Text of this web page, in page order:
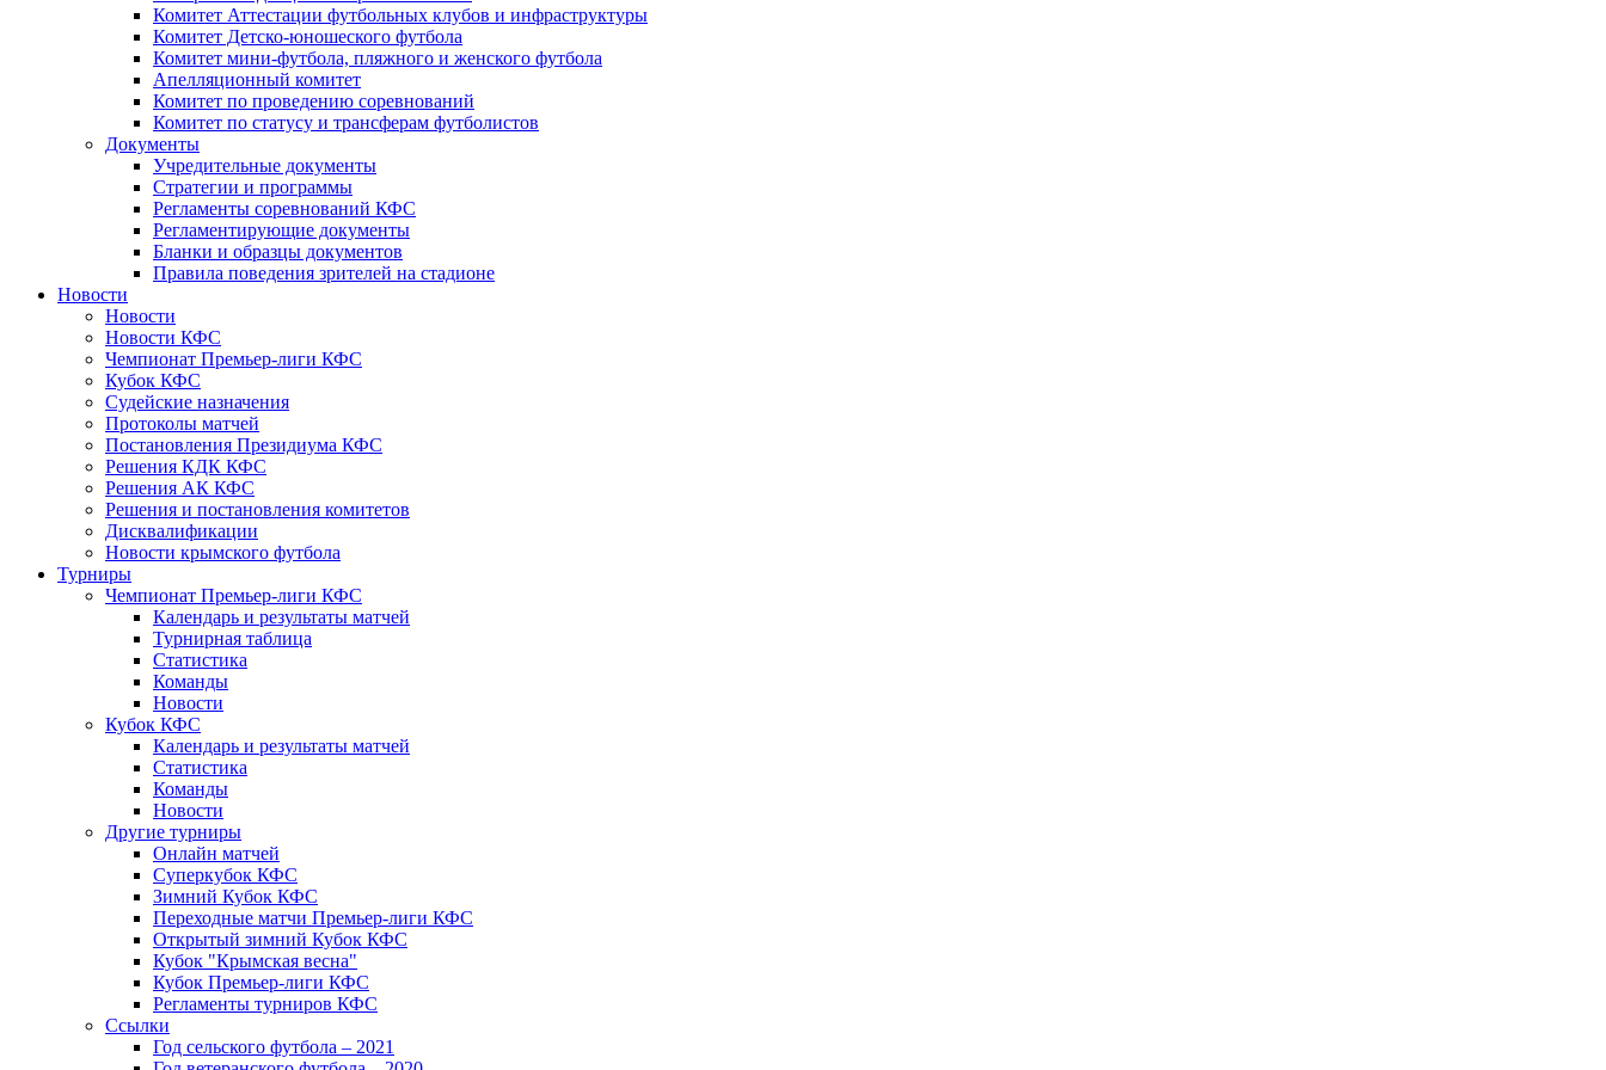
Комитет Аттестации футбольных клубов и инфраструктуры
Комитет Детско-юношеского футбола
Комитет мини-футбола, пляжного и женского футбола
Апелляционный комитет
Комитет по проведению соревнований
Комитет по статусу и трансферам футболистов
Документы
Учредительные документы
Стратегии и программы
Регламенты соревнований КФС
Регламентирующие документы
Бланки и образцы документов
Правила поведения зрителей на стадионе
Новости
Новости
Новости КФС
Чемпионат Премьер-лиги КФС
Кубок КФС
Судейские назначения
Протоколы матчей
Постановления Президиума КФС
Решения КДК КФС
Решения АК КФС
Решения и постановления комитетов
Дисквалификации
Новости крымского футбола
Турниры
Чемпионат Премьер-лиги КФС
Календарь и результаты матчей
Турнирная таблица
Статистика
Команды
Новости
Кубок КФС
Календарь и результаты матчей
Статистика
Команды
Новости
Другие турниры
Онлайн матчей
Суперкубок КФС
Зимний Кубок КФС
Переходные матчи Премьер-лиги КФС
Открытый зимний Кубок КФС
Кубок "Крымская весна"
Кубок Премьер-лиги КФС
Регламенты турниров КФС
Ссылки
Год сельского футбола – 2021